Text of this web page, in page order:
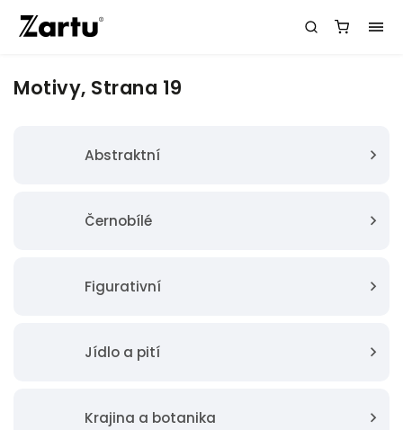
Motivy, Strana 19
Abstraktní
Černobílé
Figurativní
Jídlo a pití
Krajina a botanika